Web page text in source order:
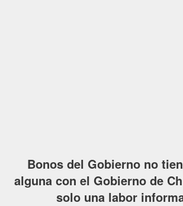
Bonos del Gobierno no
alguna con el Gobierno de
solo una labor